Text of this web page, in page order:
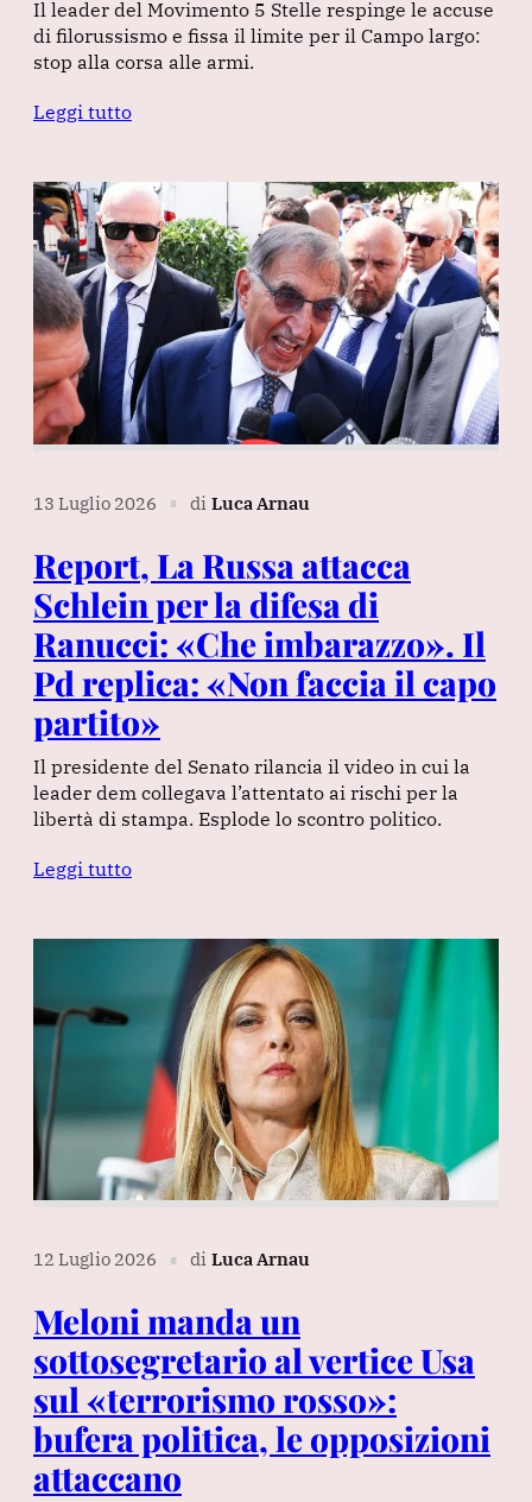
Il leader del Movimento 5 Stelle respinge le accuse
di filorussismo e fissa il limite per il Campo largo:
stop alla corsa alle armi.
Leggi tutto
13 Luglio 2026 ∎ di Luca Arnau
Report, La Russa attacca
Schlein per la difesa di
Ranucci: «Che imbarazzo». Il
Pd replica: «Non faccia il capo
partito»
Il presidente del Senato rilancia il video in cui la
leader dem collegava l’attentato ai rischi per la
libertà di stampa. Esplode lo scontro politico.
Leggi tutto
12 Luglio 2026 ∎ di Luca Arnau
Meloni manda un
sottosegretario al vertice Usa
sul «terrorismo rosso»:
bufera politica, le opposizioni
attaccano